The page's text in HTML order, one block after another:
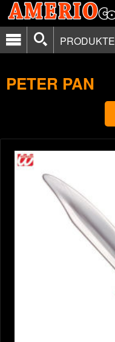
PRODUKTE
PETER PAN